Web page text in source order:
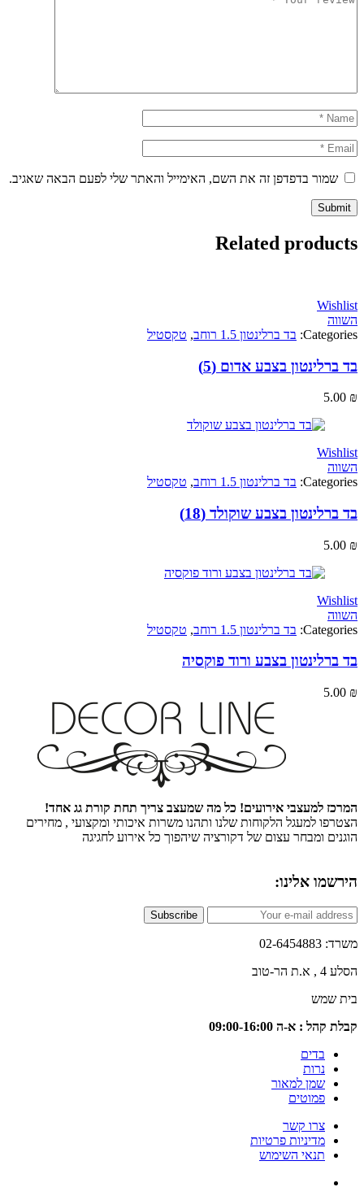
בדפדפן זה את השם, האימייל והאתר שלי לפעם הבאה שאגיב.
Related
בד ברלינטון 1.5 רוחב , טקסטיל
בצבע אדום (5)
בד ברלינטון 1.5 רוחב , טקסטיל
בצבע שוקולד (18)
בד ברלינטון 1.5 רוחב , טקסטיל
בצבע ורוד פוקסיה
למעצבי אירועים! כל מה שמעצב צריך תחת קורת גג אחד!
למעגל הלקוחות שלנו ותהנו משרות איכותי ומקצועי , מחירים
ומבחר עצום של דקורציה שיהפוך כל אירוע לחגיגה
אלינו:
Subscribe
: א-ה 09:00-16:00
בדים
נרות
שמן למאור
פמוטים
צרו קשר
מדיניות פרטיות
תנאי השימוש